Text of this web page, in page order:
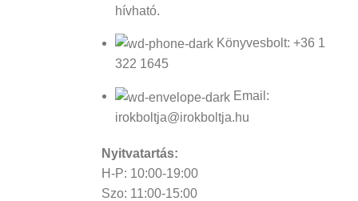
hívható.
Könyvesbolt: +36 1
322 1645
Email:
irokboltja@irokboltja.hu
Nyitvatartás:
H-P: 10:00-19:00
Szo: 11:00-15:00